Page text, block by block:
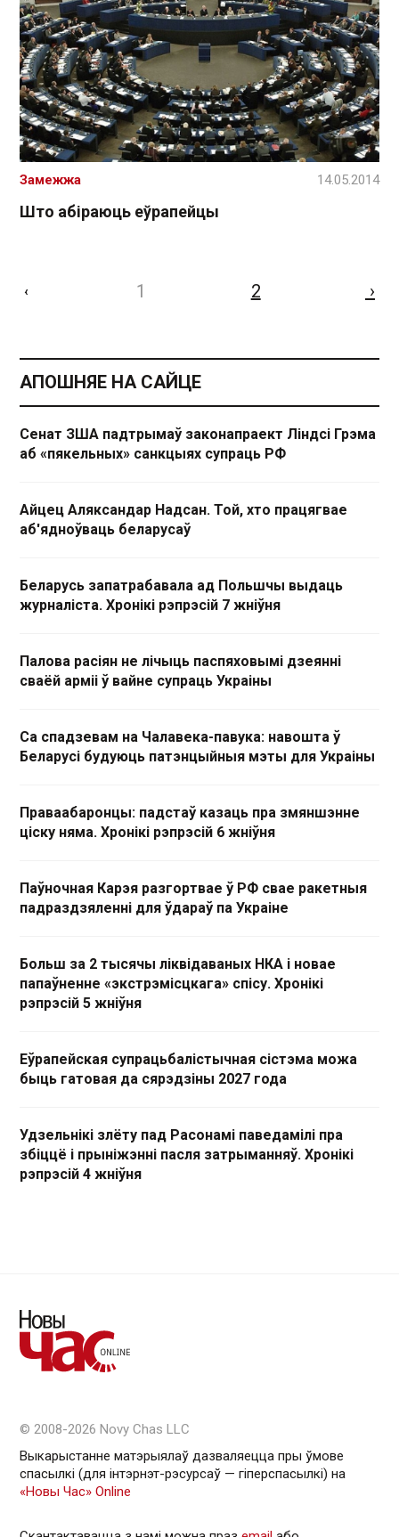
Што абіраюць еўрапейцы
Замежжа 14.05.2014
‹ 1 2 ›
АПОШНЯЕ НА САЙЦЕ
Сенат ЗША падтрымаў законапраект Ліндсі Грэма
аб «пякельных» санкцыях супраць РФ
Айцец Аляксандар Надсан. Той, хто працягвае
аб'ядноўваць беларусаў
Беларусь запатрабавала ад Польшчы выдаць
журналіста. Хронікі рэпрэсій 7 жніўня
Палова расіян не лічыць паспяховымі дзеянні
сваёй арміі ў вайне супраць Украіны
Са спадзевам на Чалавека-павука: навошта ў
Беларусі будуюць патэнцыйныя мэты для Украіны
Праваабаронцы: падстаў казаць пра змяншэнне
ціску няма. Хронікі рэпрэсій 6 жніўня
Паўночная Карэя разгортвае ў РФ свае ракетныя
падраздзяленні для ўдараў па Украіне
Больш за 2 тысячы ліквідаваных НКА і новае
папаўненне «экстрэмісцкага» спісу. Хронікі
рэпрэсій 5 жніўня
Еўрапейская супрацьбалістычная сістэма можа
быць гатовая да сярэдзіны 2027 года
Удзельнікі злёту пад Расонамі паведамілі пра
збіццё і прыніжэнні пасля затрыманняў. Хронікі
рэпрэсій 4 жніўня
© 2008-2026 Novy Chas LLC
Выкарыстанне матэрыялаў дазваляецца пры ўмове
спасылкі (для інтэрнэт-рэсурсаў — гiперспасылкi) на
«Новы Час» Online